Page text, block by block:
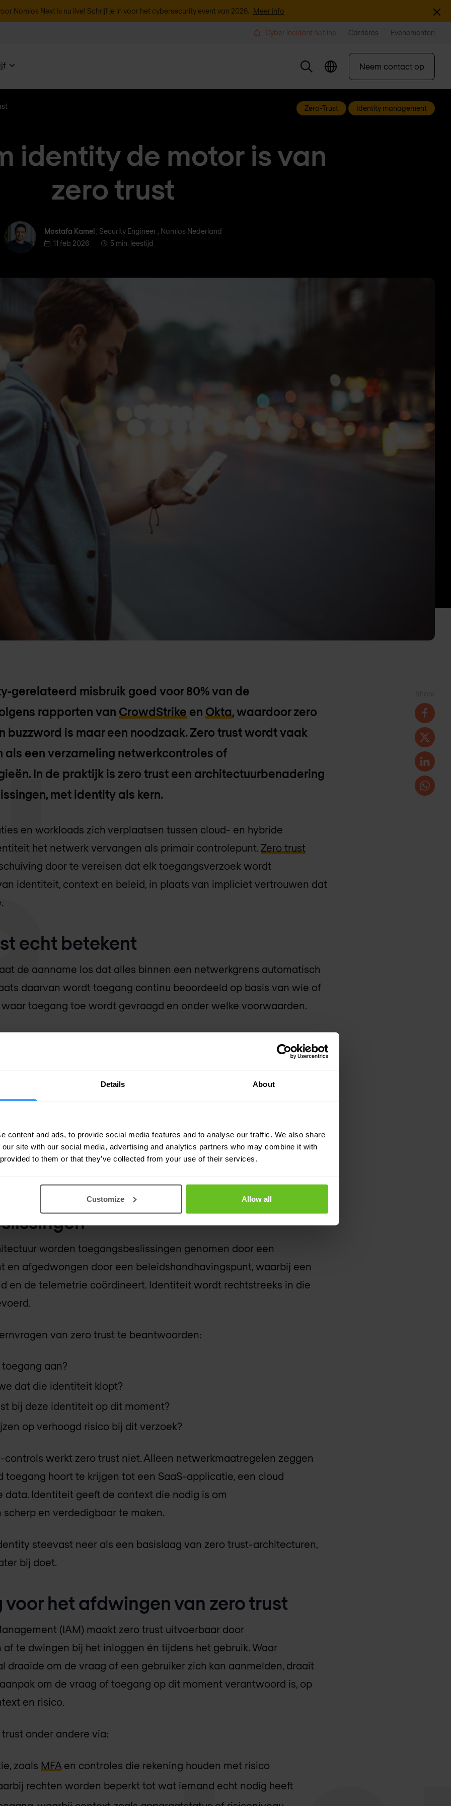
Details About
content and ads, to provide social media features and to analyse our traffic. We also share
site with our social media, advertising and analytics partners who may combine it with
to them or that they’ve collected from your use of their services.
Customize Allow all
Nomios Next is nu live! Schrijf je in voor het cybersecurity event van 2026. Meer info
Cyber incident hotline Carrières Evenementen
Neem contact op
Zero-Trust Identity management
identity de motor is van
zero trust
Mostafa Kamel
Mostafa Kamel, Security Engineer , Nomios Nederland
11 feb 2026
5 min. leestijd
gerelateerd misbruik goed voor 80% van de
rapporten van CrowdStrike en Okta, waardoor zero
buzzword is maar een noodzaak. Zero trust wordt vaak
als een verzameling netwerkcontroles of
In de praktijk is zero trust een architectuurbenadering
met identity als kern.
en workloads zich verplaatsen tussen cloud- en hybride
het netwerk vervangen als primair controlepunt. Zero trust
door te vereisen dat elk toegangsverzoek wordt
identiteit, context en beleid, in plaats van impliciet vertrouwen dat
echt betekent
de aanname los dat alles binnen een netwerkgrens automatisch
daarvan wordt toegang continu beoordeeld op basis van wie of
toegang toe wordt gevraagd en onder welke voorwaarden.
set van cybersecurity-paradigma’s die verdediging verschuift
punt helder: zero trust is geen product. Het is een model voor
moet expliciet worden geverifieerd en consistent
primaire input voor
worden toegangsbeslissingen genomen door een
en afgedwongen door een beleidshandhavingspunt, waarbij een
en de telemetrie coördineert. Identiteit wordt rechtstreeks in die
van zero trust te beantwoorden:
aan?
dat die identiteit klopt?
bij deze identiteit op dit moment?
op verhoogd risico bij dit verzoek?
controls werkt zero trust niet. Alleen netwerkmaatregelen zeggen
toegang hoort te krijgen tot een SaaS-applicatie, een cloud
Identiteit geeft de context die nodig is om
en verdedigbaar te maken.
steevast neer als een basislaag van zero trust-architecturen,
bij doet.
voor het afdwingen van zero trust
(IAM) maakt zero trust uitvoerbaar door
te dwingen bij het inloggen én tijdens het gebruik. Waar
draaide om de vraag of een gebruiker zich kan aanmelden, draait
om de vraag of toegang op dit moment verantwoord is, op
en risico.
onder andere via:
zoals MFAen controles die rekening houden met risico
rechten worden beperkt tot wat iemand echt nodig heeft